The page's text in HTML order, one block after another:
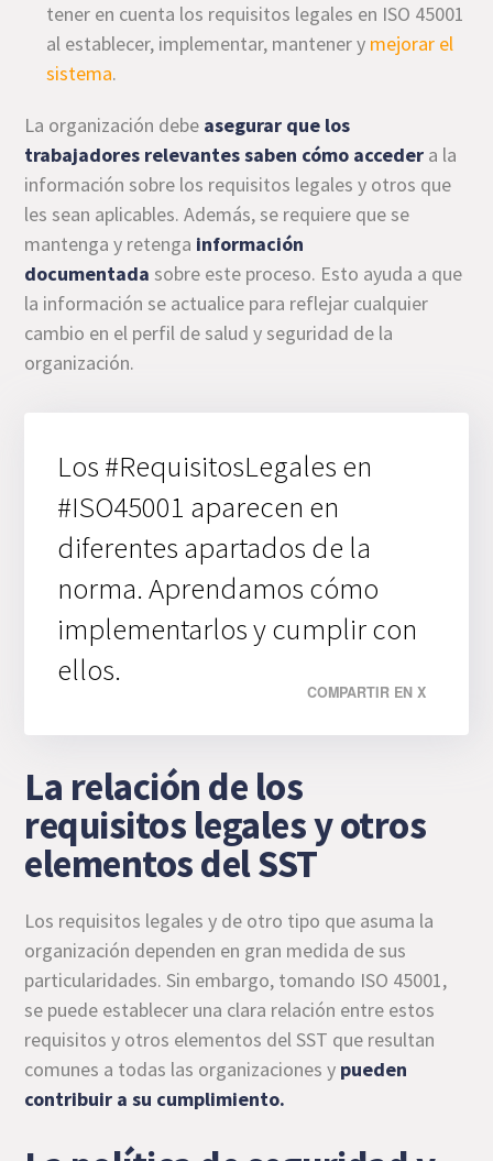
tener en cuenta los requisitos legales en ISO 45001
al establecer, implementar, mantener y mejorar el
sistema.
La organización debe asegurar que los
trabajadores relevantes saben cómo acceder a la
información sobre los requisitos legales y otros que
les sean aplicables. Además, se requiere que se
mantenga y retenga información
documentada sobre este proceso. Esto ayuda a que
la información se actualice para reflejar cualquier
cambio en el perfil de salud y seguridad de la
organización.
Los #RequisitosLegales en
#ISO45001 aparecen en
diferentes apartados de la
norma. Aprendamos cómo
implementarlos y cumplir con
ellos.
COMPARTIR EN X
La relación de los
requisitos legales y otros
elementos del SST
Los requisitos legales y de otro tipo que asuma la
organización dependen en gran medida de sus
particularidades. Sin embargo, tomando ISO 45001,
se puede establecer una clara relación entre estos
requisitos y otros elementos del SST que resultan
comunes a todas las organizaciones y pueden
contribuir a su cumplimiento.